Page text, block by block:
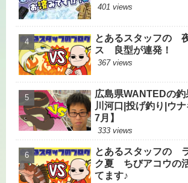
401 views
とあるスタッフの
ス 良型が連発！
367 views
広島県WANTEDの釣
川河口|投げ釣り|ウ
7月】
333 views
とあるスタッフの
ク夏 ちびアコウの
てます♪